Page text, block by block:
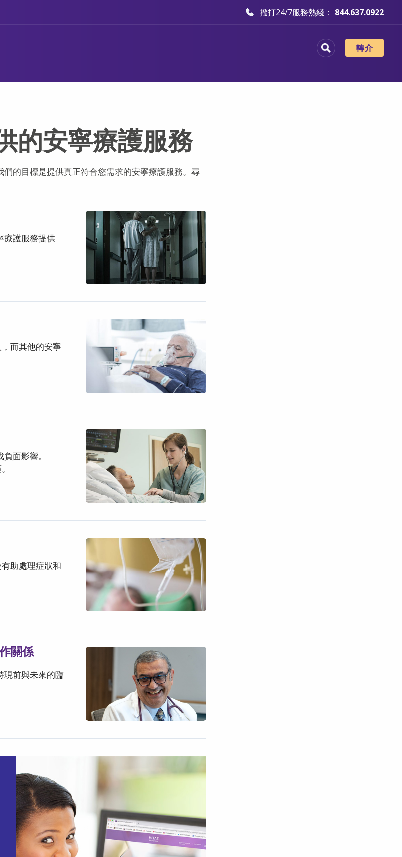
撥打24/7服務熱綫： 844.637.0922
轉介
的安寧療護服務
的目標是提供真正符合您需求的安寧療護服務。尋
療護服務提供
而其他的安寧
面影響。
助處理症狀和
關係
現前與未來的臨